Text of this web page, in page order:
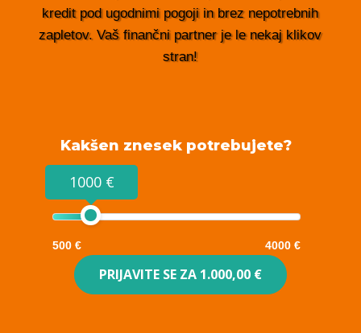
kredit pod ugodnimi pogoji in brez nepotrebnih
zapletov. Vaš finančni partner je le nekaj klikov
stran!
Kakšen znesek potrebujete?
1000 €
500 € 4000 €
PRIJAVITE SE ZA 1.000,00 €